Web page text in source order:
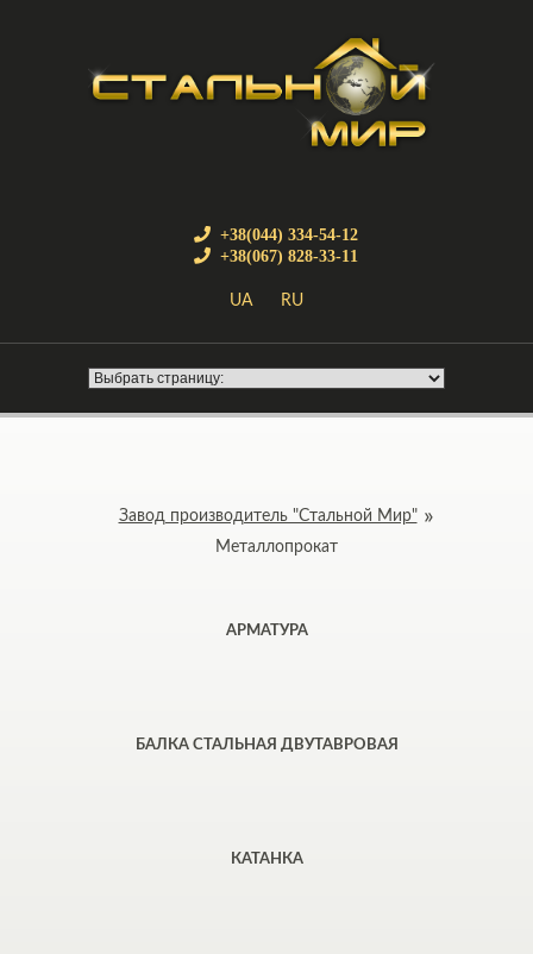
+38(044) 334-54-12
+38(067) 828-33-11
UA RU
Завод производитель "Стальной Мир"
Металлопрокат
АРМАТУРА
БАЛКА СТАЛЬНАЯ ДВУТАВРОВАЯ
КАТАНКА